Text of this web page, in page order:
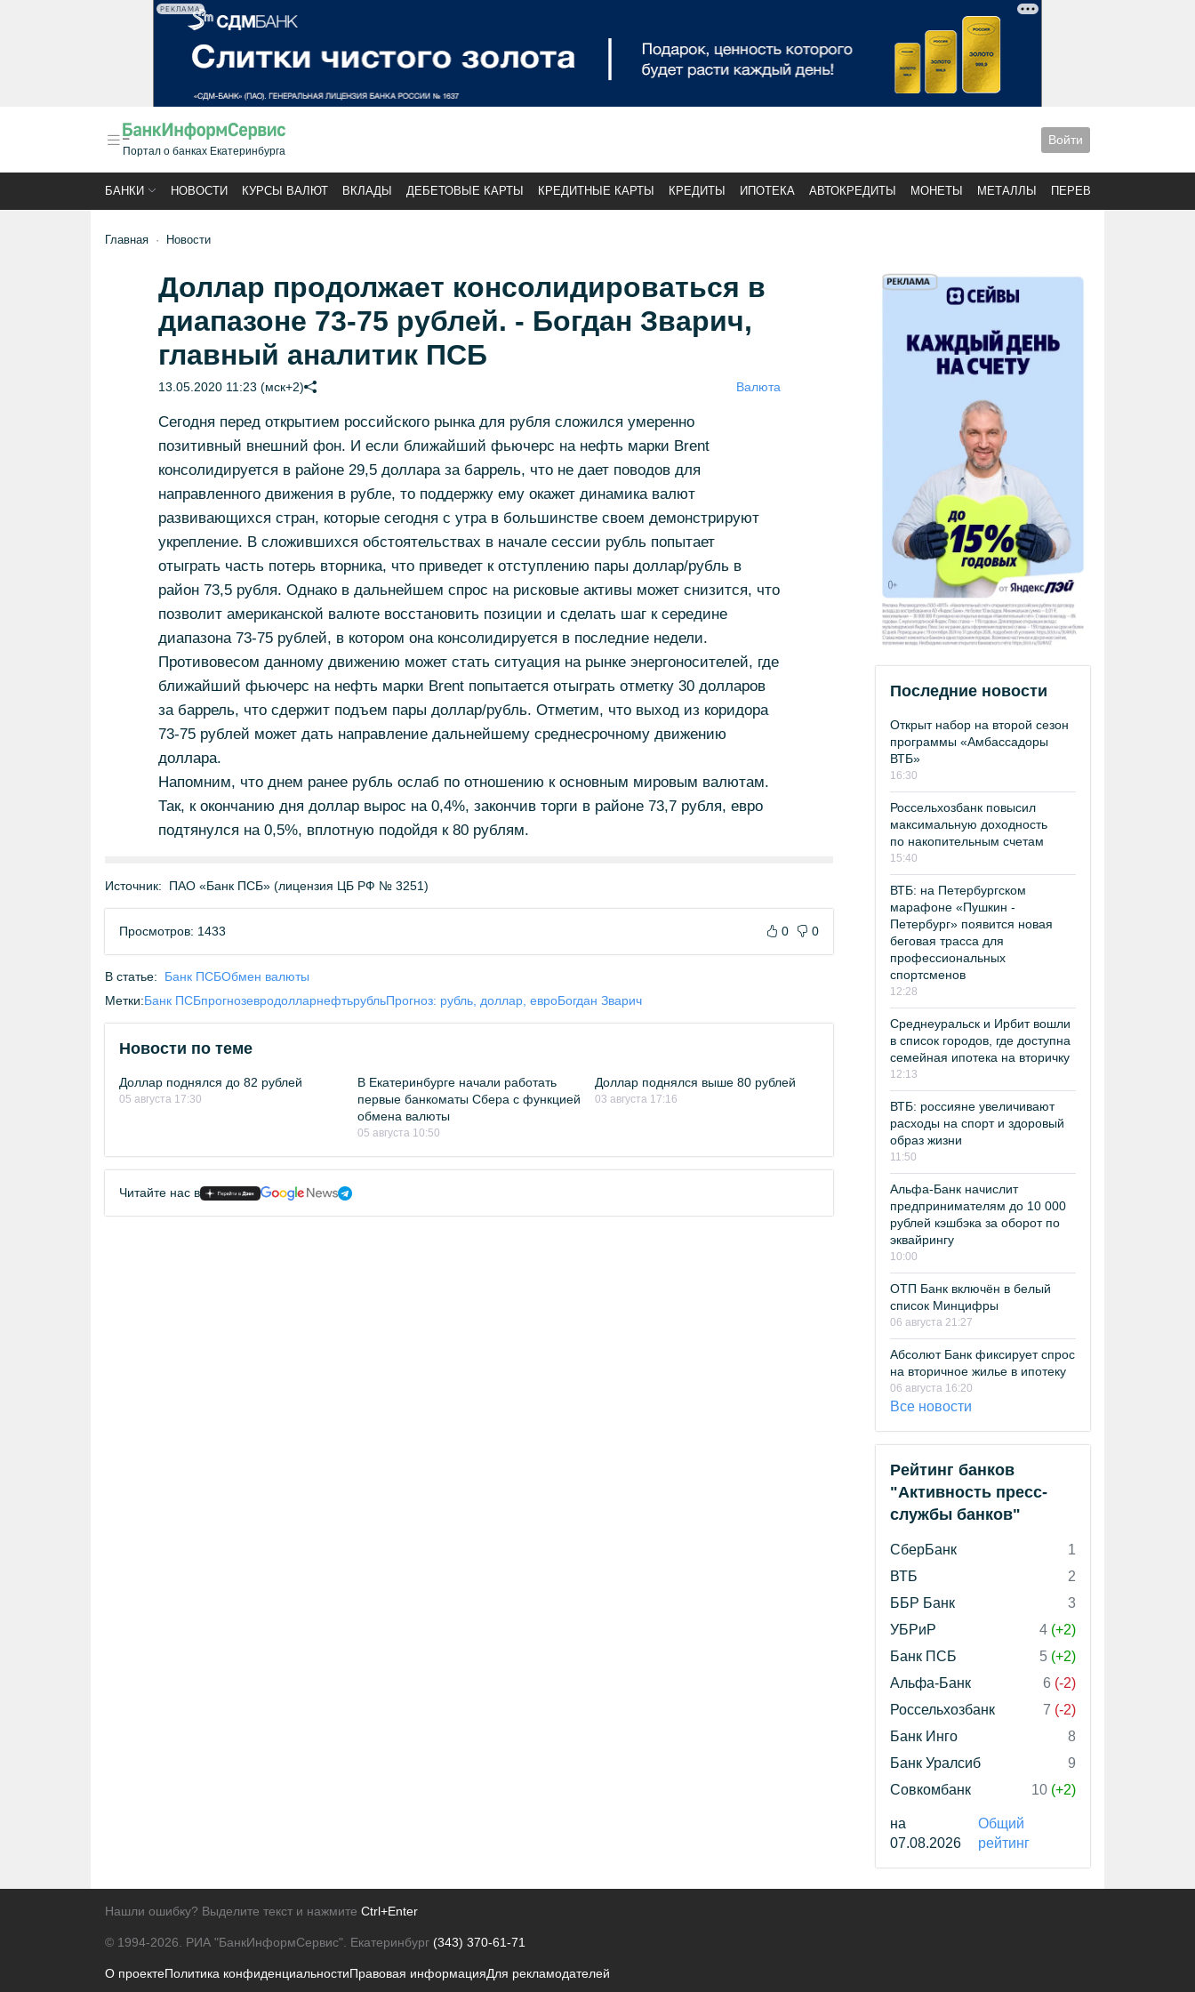
РЕКЛАМА
Портал о банках Екатеринбурга
Войти
БАНКИ НОВОСТИ КУРСЫ ВАЛЮТ ВКЛАДЫ ДЕБЕТОВЫЕ КАРТЫ КРЕДИТНЫЕ КАРТЫ КРЕДИТЫ ИПОТЕКА АВТОКРЕДИТЫ МОНЕТЫ МЕТАЛЛЫ ПЕРЕВОДЫ
Главная Новости
Доллар продолжает консолидироваться в
диапазоне 73-75 рублей. - Богдан Зварич,
главный аналитик ПСБ
13.05.2020 11:23 (мск+2) Валюта
Сегодня перед открытием российского рынка для рубля сложился умеренно
позитивный внешний фон. И если ближайший фьючерс на нефть марки Brent
консолидируется в районе 29,5 доллара за баррель, что не дает поводов для
направленного движения в рубле, то поддержку ему окажет динамика валют
развивающихся стран, которые сегодня с утра в большинстве своем демонстрируют
укрепление. В сложившихся обстоятельствах в начале сессии рубль попытает
отыграть часть потерь вторника, что приведет к отступлению пары доллар/рубль в
район 73,5 рубля. Однако в дальнейшем спрос на рисковые активы может снизится, что
позволит американской валюте восстановить позиции и сделать шаг к середине
диапазона 73-75 рублей, в котором она консолидируется в последние недели.
Противовесом данному движению может стать ситуация на рынке энергоносителей, где
ближайший фьючерс на нефть марки Brent попытается отыграть отметку 30 долларов
за баррель, что сдержит подъем пары доллар/рубль. Отметим, что выход из коридора
73-75 рублей может дать направление дальнейшему среднесрочному движению
доллара.
Напомним, что днем ранее рубль ослаб по отношению к основным мировым валютам.
Так, к окончанию дня доллар вырос на 0,4%, закончив торги в районе 73,7 рубля, евро
подтянулся на 0,5%, вплотную подойдя к 80 рублям.
Источник: ПАО «Банк ПСБ» (лицензия ЦБ РФ № 3251)
Просмотров: 1433 0 0
В статье: Банк ПСБОбмен валюты
Метки:Банк ПСБпрогнозевродолларнефтьрубльПрогноз: рубль, доллар, евроБогдан Зварич
Новости по теме
Доллар поднялся до 82 рублей
05 августа 17:30
В Екатеринбурге начали работать
первые банкоматы Сбера с функцией
обмена валюты
05 августа 10:50
Доллар поднялся выше 80 рублей
03 августа 17:16
Читайте нас в
Последние новости
Открыт набор на второй сезон
программы «Амбассадоры
ВТБ»
16:30
Россельхозбанк повысил
максимальную доходность
по накопительным счетам
15:40
ВТБ: на Петербургском
марафоне «Пушкин -
Петербург» появится новая
беговая трасса для
профессиональных
спортсменов
12:28
Среднеуральск и Ирбит вошли
в список городов, где доступна
семейная ипотека на вторичку
12:13
ВТБ: россияне увеличивают
расходы на спорт и здоровый
образ жизни
11:50
Альфа-Банк начислит
предпринимателям до 10 000
рублей кэшбэка за оборот по
эквайрингу
10:00
ОТП Банк включён в белый
список Минцифры
06 августа 21:27
Абсолют Банк фиксирует спрос
на вторичное жилье в ипотеку
06 августа 16:20
Все новости
Рейтинг банков
"Активность пресс-
службы банков"
СберБанк
1
ВТБ
2
ББР Банк
3
УБРиР
4 (+2)
Банк ПСБ
5 (+2)
Альфа-Банк
6 (-2)
Россельхозбанк
7 (-2)
Банк Инго
8
Банк Уралсиб
9
Совкомбанк
10 (+2)
на
07.08.2026
Общий
рейтинг
Нашли ошибку? Выделите текст и нажмите Ctrl+Enter
© 1994-2026. РИА "БанкИнформСервис". Екатеринбург (343) 370-61-71
О проектеПолитика конфиденциальностиПравовая информацияДля рекламодателей